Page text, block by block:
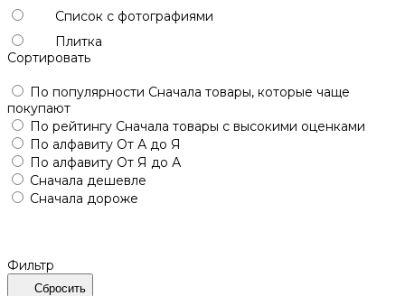
Список с фотографиями
Плитка
Сортировать
По популярности Сначала товары, которые чаще
покупают
По рейтингу Сначала товары с высокими оценками
По алфавиту От А до Я
По алфавиту От Я до А
Сначала дешевле
Сначала дороже
Фильтр
Сбросить